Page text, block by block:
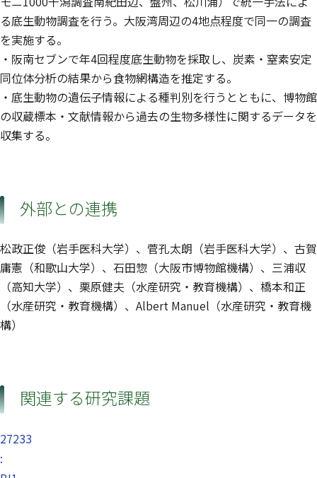
る底生動物調査を行う。大阪湾周辺の4地点程度で同一の調査
を実施する。
・阪南セブンで年4回程度底生動物を採取し、炭素・窒素安定
同位体分析の結果から食物網構造を推定する。
・底生動物の遺伝子情報による種判別を行うとともに、博物館
の収蔵標本・文献情報から過去の生物多様性に関するデータを
収集する。
外部との連携
松政正俊（岩手医科大学）、菅孔太朗（岩手医科大学）、古賀
庸憲（和歌山大学）、石田惣（大阪市博物館機構）、三浦収
（高知大学）、栗原健夫（水産研究・教育機構）、橋本和正
（水産研究・教育機構）、Albert Manuel（水産研究・教育機
構）
関連する研究課題
27233
: